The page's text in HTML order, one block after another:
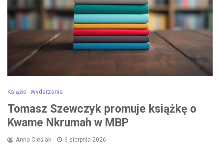
Książki Wydarzenia
Tomasz Szewczyk promuje książkę o
Kwame Nkrumah w MBP
Anna Cieślak 6 sierpnia 2026